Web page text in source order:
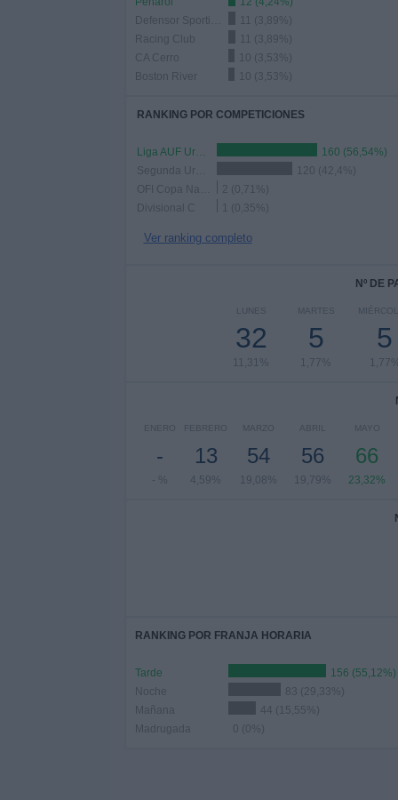
11 (3,89%)
Racing Club
11 (3,89%)
CA Cerro
10 (3,53%)
Boston River
10 (3,53%)
RANKING POR COMPETICIONES
Liga AUF Uruguaya
160 (56,54%)
120 (42,4%)
2 (0,71%)
Divisional C
1 (0,35%)
Ver ranking completo
Nº DE
LUNES
32
11,31%
MARTES
5
1,77%
5
1,77%
ENERO
-
- %
FEBRERO
13
4,59%
MARZO
54
19,08%
ABRIL
56
19,79%
MAYO
66
23,32%
RANKING POR FRANJA HORARIA
Tarde
156 (55,12%)
Noche
83 (29,33%)
Mañana
44 (15,55%)
Madrugada
0 (0%)